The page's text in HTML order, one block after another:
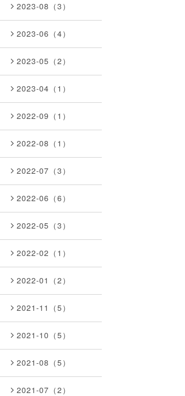
2023-08（3）
2023-06（4）
2023-05（2）
2023-04（1）
2022-09（1）
2022-08（1）
2022-07（3）
2022-06（6）
2022-05（3）
2022-02（1）
2022-01（2）
2021-11（5）
2021-10（5）
2021-08（5）
2021-07（2）